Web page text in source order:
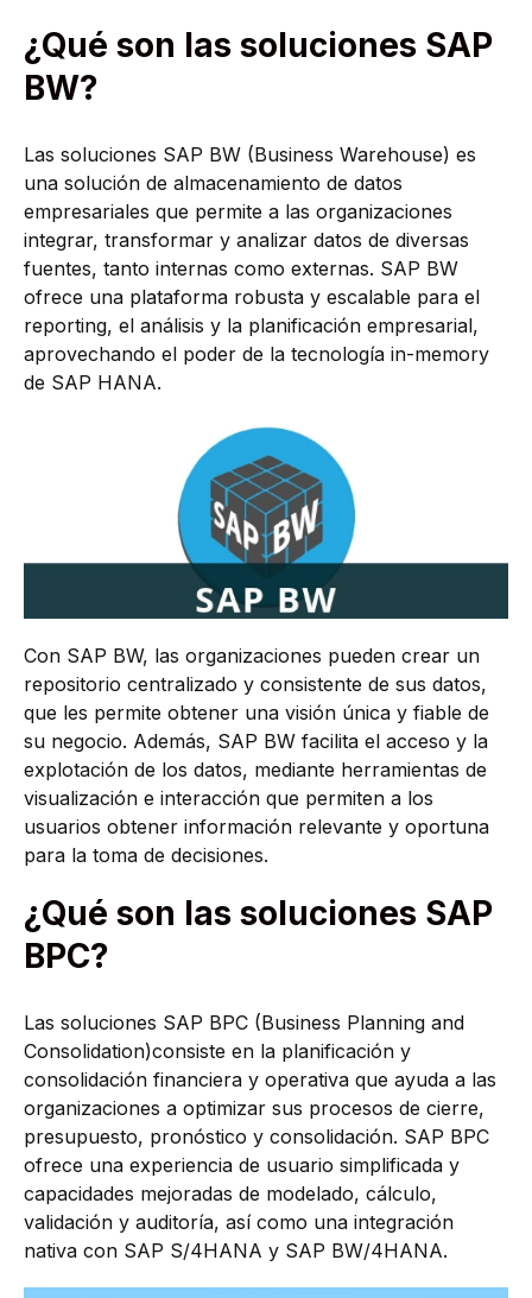
¿Qué son las soluciones SAP
BW?
Las soluciones SAP BW (Business Warehouse) es
una solución de almacenamiento de datos
empresariales que permite a las organizaciones
integrar, transformar y analizar datos de diversas
fuentes, tanto internas como externas. SAP BW
ofrece una plataforma robusta y escalable para el
reporting, el análisis y la planificación empresarial,
aprovechando el poder de la tecnología in-memory
de SAP HANA.
Con SAP BW, las organizaciones pueden crear un
repositorio centralizado y consistente de sus datos,
que les permite obtener una visión única y fiable de
su negocio. Además, SAP BW facilita el acceso y la
explotación de los datos, mediante herramientas de
visualización e interacción que permiten a los
usuarios obtener información relevante y oportuna
para la toma de decisiones.
¿Qué son las soluciones SAP
BPC?
Las soluciones SAP BPC (Business Planning and
Consolidation)consiste en la planificación y
consolidación financiera y operativa que ayuda a las
organizaciones a optimizar sus procesos de cierre,
presupuesto, pronóstico y consolidación. SAP BPC
ofrece una experiencia de usuario simplificada y
capacidades mejoradas de modelado, cálculo,
validación y auditoría, así como una integración
nativa con SAP S/4HANA y SAP BW/4HANA.